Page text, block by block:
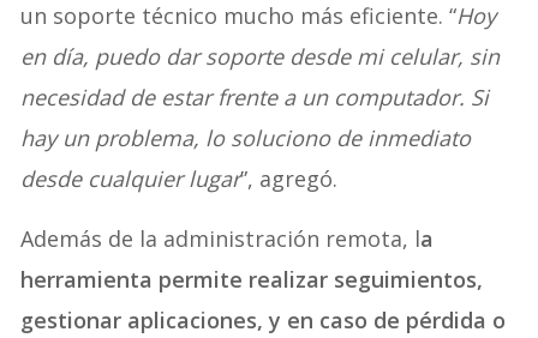
un soporte técnico mucho más eficiente. “Hoy
en día, puedo dar soporte desde mi celular, sin
necesidad de estar frente a un computador. Si
hay un problema, lo soluciono de inmediato
desde cualquier lugar”, agregó.
Además de la administración remota, la
herramienta permite realizar seguimientos,
gestionar aplicaciones, y en caso de pérdida o